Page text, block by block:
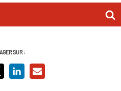
SUR :